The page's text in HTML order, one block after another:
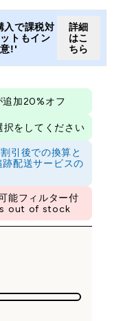
入で課税対
トもイン
!'
詳細
はこ
ちら
追加20%オフ
をしてください
引後での換算と
配送サービスの
能フィルター付
is out of stock